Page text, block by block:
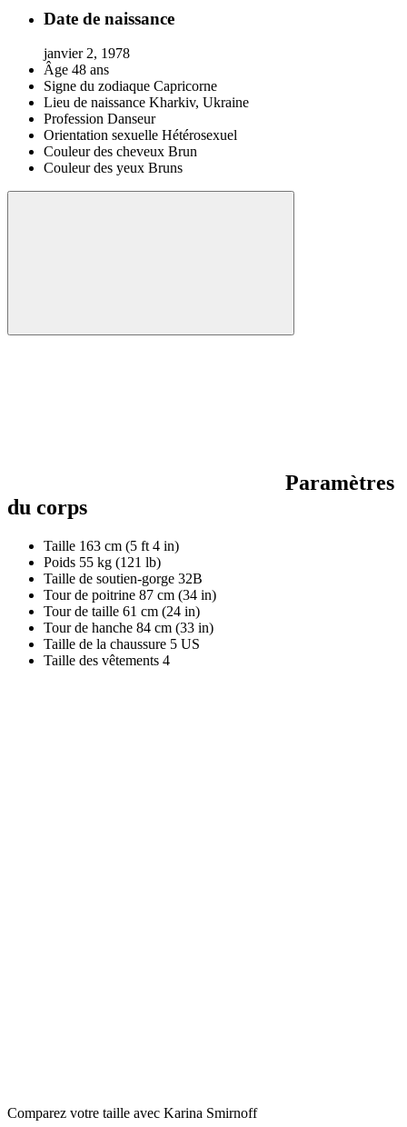
Date de naissance
janvier 2, 1978
Âge 48 ans
Signe du zodiaque Capricorne
Lieu de naissance Kharkiv, Ukraine
Profession Danseur
Orientation sexuelle Hétérosexuel
Couleur des cheveux Brun
Couleur des yeux Bruns
Paramètres
du corps
Taille 163 cm (5 ft 4 in)
Poids 55 kg (121 lb)
Taille de soutien-gorge 32B
Tour de poitrine 87 cm (34 in)
Tour de taille 61 cm (24 in)
Tour de hanche 84 cm (33 in)
Taille de la chaussure 5 US
Taille des vêtements 4
Comparez votre taille avec Karina Smirnoff